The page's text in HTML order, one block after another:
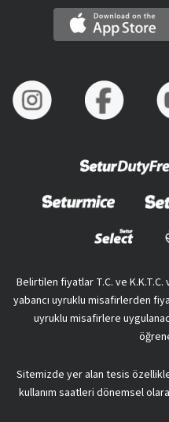
Belirtilen fiyatlar T.C. ve
yabancı uyruklu misafirlerden
uyruklu misafirlere
Sitemizde yer alan tesis
kullanım saatleri dönemsel